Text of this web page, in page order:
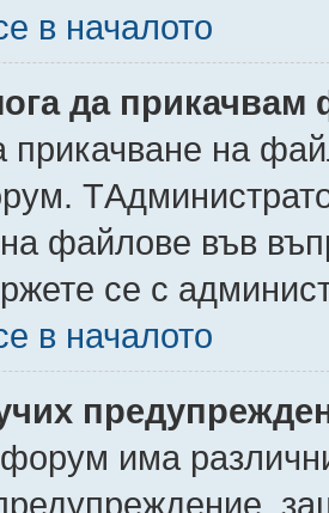
в началото
да прикачвам
прикачване на
на файлове във
се с
в началото
има